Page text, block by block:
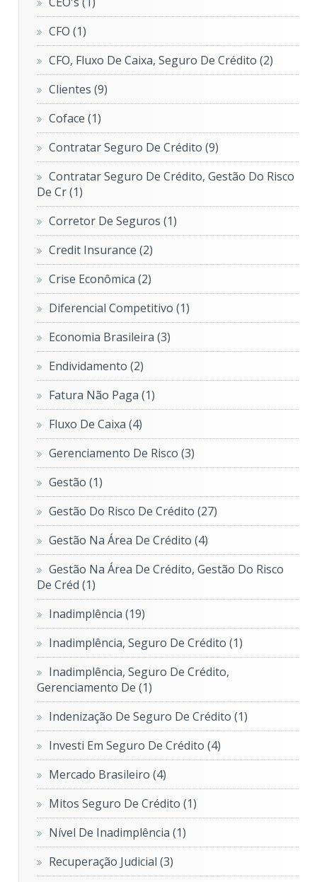
CFO(1)
CFO, Fluxo De Caixa, Seguro De Crédito(2)
Clientes(9)
Coface(1)
Contratar Seguro De Crédito(9)
Contratar Seguro De Crédito, Gestão Do Risco
De Cr(1)
Corretor De Seguros(1)
Credit Insurance(2)
Crise Econômica(2)
Diferencial Competitivo(1)
Economia Brasileira(3)
Endividamento(2)
Fatura Não Paga(1)
Fluxo De Caixa(4)
Gerenciamento De Risco(3)
Gestão(1)
Gestão Do Risco De Crédito(27)
Gestão Na Área De Crédito(4)
Gestão Na Área De Crédito, Gestão Do Risco
De Créd(1)
Inadimplência(19)
Inadimplência, Seguro De Crédito(1)
Inadimplência, Seguro De Crédito,
Gerenciamento De(1)
Indenização De Seguro De Crédito(1)
Investi Em Seguro De Crédito(4)
Mercado Brasileiro(4)
Mitos Seguro De Crédito(1)
Nível De Inadimplência(1)
Recuperação Judicial(3)